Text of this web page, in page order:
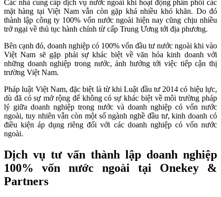
Các nhà cung cấp dịch vụ nước ngoài khi hoạt động phân phối các
mặt hàng tại Việt Nam vẫn còn gặp khá nhiều khó khăn. Do đó
thành lập công ty 100% vốn nước ngoài hiện nay cũng chịu nhiều
trở ngại về thủ tục hành chính từ cấp Trung Ương tới địa phương.
Bên cạnh đó, doanh nghiệp có 100% vốn đầu tư nước ngoài khi vào
Việt Nam sẽ gặp phải sự khác biệt về văn hóa kinh doanh với
những doanh nghiệp trong nước, ảnh hưởng tới việc tiếp cận thị
trường Việt Nam.
Pháp luật Việt Nam, đặc biệt là từ khi Luật đầu tư 2014 có hiệu lực,
dù đã có sự mở rộng để không có sự khác biệt về môi trường pháp
lý giữa doanh nghiệp trong nước và doanh nghiệp có vốn nước
ngoài, tuy nhiên vẫn còn một số ngành nghề đầu tư, kinh doanh có
điều kiện áp dụng riêng đối với các doanh nghiệp có vốn nước
ngoài.
Dịch vụ tư vấn thành lập doanh nghiệp
100% vốn nước ngoài tại Onekey &
Partners